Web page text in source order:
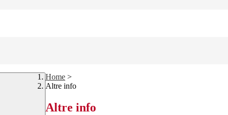
Home >
Altre info
Altre info